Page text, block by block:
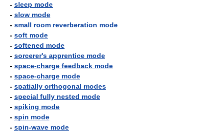
- sleep mode
- slow mode
- small room reverberation mode
- soft mode
- softened mode
- sorcerer's apprentice mode
- space-charge feedback mode
- space-charge mode
- spatially orthogonal modes
- special fully nested mode
- spiking mode
- spin mode
- spin-wave mode